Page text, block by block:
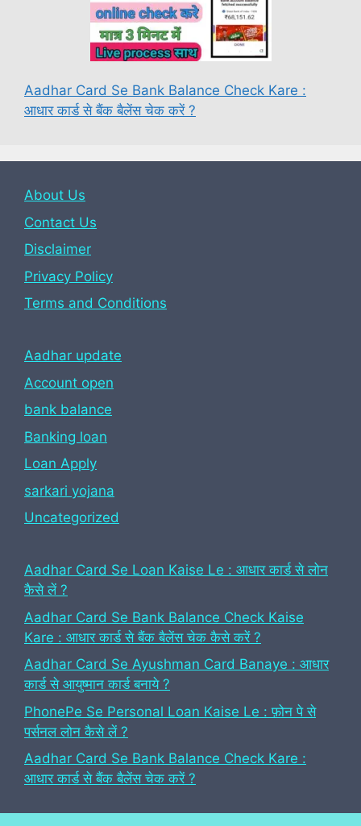
Aadhar Card Se Bank Balance Check Kare :
आधार कार्ड से बैंक बैलेंस चेक करें ?
About Us
Contact Us
Disclaimer
Privacy Policy
Terms and Conditions
Aadhar update
Account open
bank balance
Banking loan
Loan Apply
sarkari yojana
Uncategorized
Aadhar Card Se Loan Kaise Le : आधार कार्ड से लोन
कैसे लें ?
Aadhar Card Se Bank Balance Check Kaise
Kare : आधार कार्ड से बैंक बैलेंस चेक कैसे करें ?
Aadhar Card Se Ayushman Card Banaye : आधार
कार्ड से आयुष्मान कार्ड बनाये ?
PhonePe Se Personal Loan Kaise Le : फ़ोन पे से
पर्सनल लोन कैसे लें ?
Aadhar Card Se Bank Balance Check Kare :
आधार कार्ड से बैंक बैलेंस चेक करें ?